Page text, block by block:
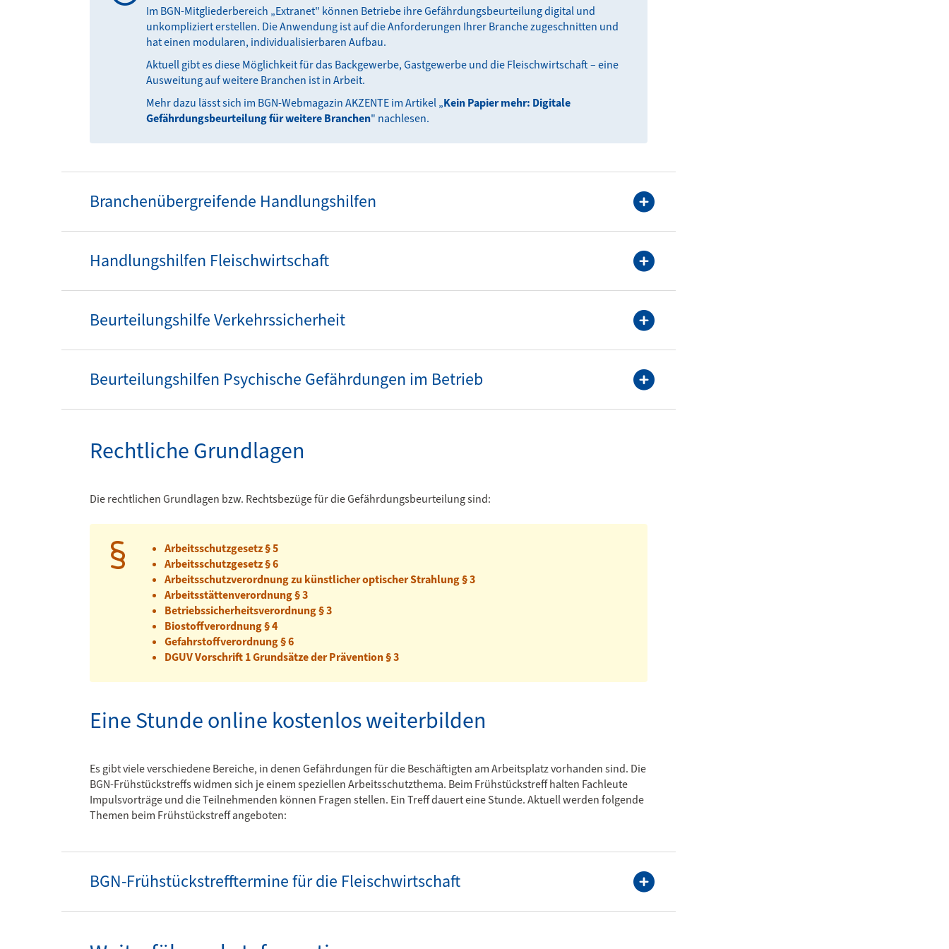
Im BGN-Mitgliederbereich „Extranet" können Betriebe ihre Gefährdungsbeurteilung digital und
unkompliziert erstellen. Die Anwendung ist auf die Anforderungen Ihrer Branche zugeschnitten und
hat einen modularen, individualisierbaren Aufbau.
Aktuell gibt es diese Möglichkeit für das Backgewerbe, Gastgewerbe und die Fleischwirtschaft – eine
Ausweitung auf weitere Branchen ist in Arbeit.
Mehr dazu lässt sich im BGN-Webmagazin AKZENTE im Artikel „Kein Papier mehr: Digitale
Gefährdungsbeurteilung für weitere Branchen" nachlesen.
Branchenübergreifende Handlungshilfen
Handlungshilfen Fleischwirtschaft
Beurteilungshilfe Verkehrssicherheit
Beurteilungshilfen Psychische Gefährdungen im Betrieb
Rechtliche Grundlagen
Die rechtlichen Grundlagen bzw. Rechtsbezüge für die Gefährdungsbeurteilung sind:
Arbeitsschutzgesetz § 5
Arbeitsschutzgesetz § 6
Arbeitsschutzverordnung zu künstlicher optischer Strahlung § 3
Arbeitsstättenverordnung § 3
Betriebssicherheitsverordnung § 3
Biostoffverordnung § 4
Gefahrstoffverordnung § 6
DGUV Vorschrift 1 Grundsätze der Prävention § 3
Eine Stunde online kostenlos weiterbilden
Es gibt viele verschiedene Bereiche, in denen Gefährdungen für die Beschäftigten am Arbeitsplatz vorhanden sind. Die
BGN-Frühstückstreffs widmen sich je einem speziellen Arbeitsschutzthema. Beim Frühstückstreff halten Fachleute
Impulsvorträge und die Teilnehmenden können Fragen stellen. Ein Treff dauert eine Stunde. Aktuell werden folgende
Themen beim Frühstückstreff angeboten:
BGN-Frühstückstrefftermine für die Fleischwirtschaft